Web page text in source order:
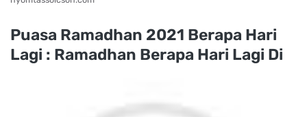
Puasa Ramadhan 2021 Berapa Hari
Lagi : Ramadhan Berapa Hari Lagi Di